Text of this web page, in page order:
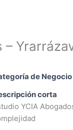
de Negocio
corta
YCIA